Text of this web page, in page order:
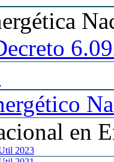
en
2023